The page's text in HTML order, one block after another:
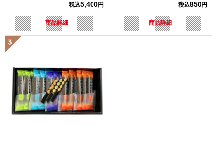
税込5,400円
商品詳細
税込850円
商品詳細